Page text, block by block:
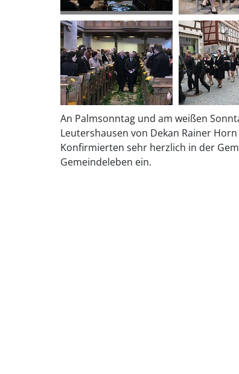
An Palmsonntag und am weißen
Leutershausen von Dekan Rainer
Konfirmierten sehr herzlich in der
Gemeindeleben ein.